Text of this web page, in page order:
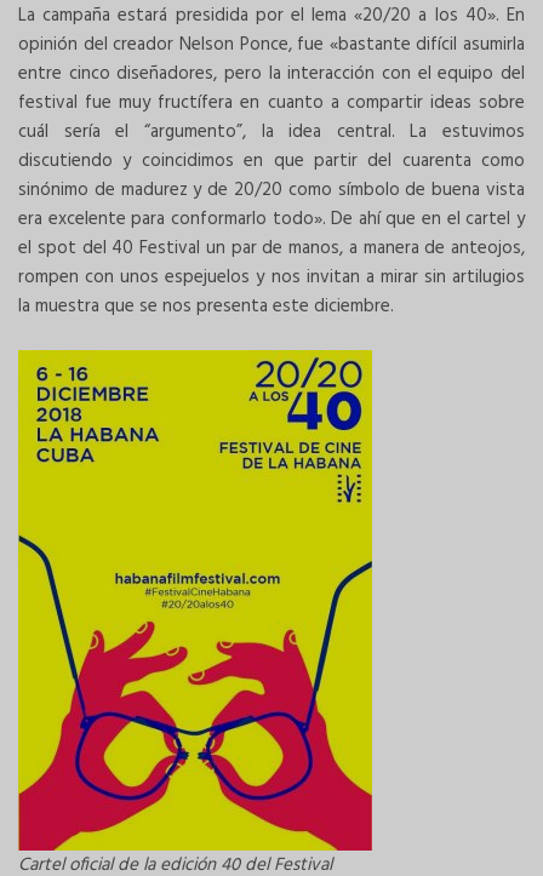
La campaña estará presidida por el lema «20/20 a los 40». En
opinión del creador Nelson Ponce, fue «bastante difícil asumirla
entre cinco diseñadores, pero la interacción con el equipo del
festival fue muy fructífera en cuanto a compartir ideas sobre
cuál sería el “argumento”, la idea central. La estuvimos
discutiendo y coincidimos en que partir del cuarenta como
sinónimo de madurez y de 20/20 como símbolo de buena vista
era excelente para conformarlo todo». De ahí que en el cartel y
el spot del 40 Festival un par de manos, a manera de anteojos,
rompen con unos espejuelos y nos invitan a mirar sin artilugios
la muestra que se nos presenta este diciembre.
Cartel oficial de la edición 40 del Festival